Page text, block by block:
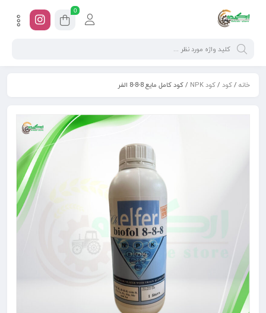
0
خانه /کود /کود NPK / کود کامل مایع 8-8-8 الفر